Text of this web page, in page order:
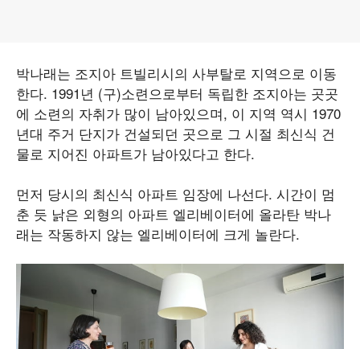
박나래는 조지아 트빌리시의 사부탈로 지역으로 이동
한다. 1991년 (구)소련으로부터 독립한 조지아는 곳곳
에 소련의 자취가 많이 남아있으며, 이 지역 역시 1970
년대 주거 단지가 건설되던 곳으로 그 시절 최신식 건
물로 지어진 아파트가 남아있다고 한다.
먼저 당시의 최신식 아파트 임장에 나선다. 시간이 멈
춘 듯 낡은 외형의 아파트 엘리베이터에 올라탄 박나
래는 작동하지 않는 엘리베이터에 크게 놀란다.